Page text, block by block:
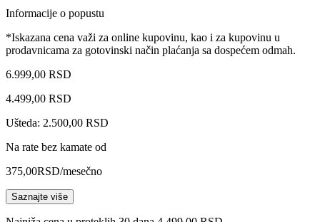
Informacije o popustu
*Iskazana cena važi za online kupovinu, kao i za kupovinu u
prodavnicama za gotovinski način plaćanja sa dospećem odmah.
6.999,00 RSD
4.499,00 RSD
Ušteda: 2.500,00 RSD
Na rate bez kamate od
375,00RSD/mesečno
Saznajte više